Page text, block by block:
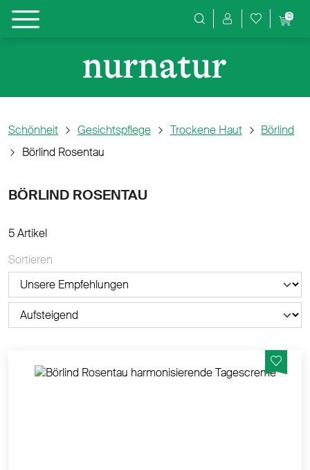
Produktsuche
0
Schönheit Gesichtspflege Trockene Haut
Börlind
Börlind Rosentau
BÖRLIND ROSENTAU
5 Artikel
Sortieren